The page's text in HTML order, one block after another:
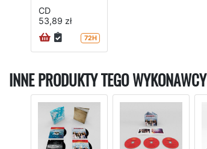
CD
53,89 zł
72H
INNE PRODUKTY TEGO WYKONAWCY